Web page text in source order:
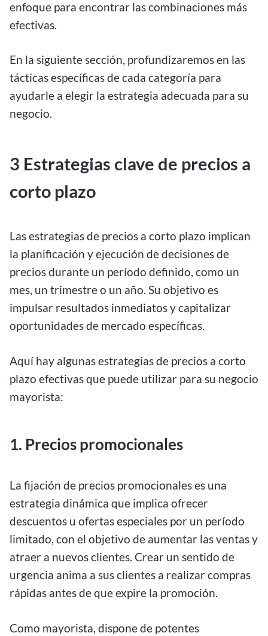
enfoque para encontrar las combinaciones más
efectivas.
En la siguiente sección, profundizaremos en las
tácticas específicas de cada categoría para
ayudarle a elegir la estrategia adecuada para su
negocio.
3 Estrategias clave de precios a
corto plazo
Las estrategias de precios a corto plazo implican
la planificación y ejecución de decisiones de
precios durante un período definido, como un
mes, un trimestre o un año. Su objetivo es
impulsar resultados inmediatos y capitalizar
oportunidades de mercado específicas.
Aquí hay algunas estrategias de precios a corto
plazo efectivas que puede utilizar para su negocio
mayorista:
1. Precios promocionales
La fijación de precios promocionales es una
estrategia dinámica que implica ofrecer
descuentos u ofertas especiales por un período
limitado, con el objetivo de aumentar las ventas y
atraer a nuevos clientes. Crear un sentido de
urgencia anima a sus clientes a realizar compras
rápidas antes de que expire la promoción.
Como mayorista, dispone de potentes